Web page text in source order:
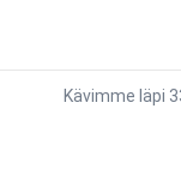
Kävimme läpi